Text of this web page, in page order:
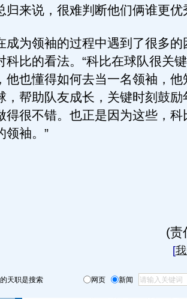
归来说，很难判断他们俩谁更优
为领袖的过程中遇到了很多的
科比的看法。“科比在球队很关
他也懂得如何去当一名领袖，他
，帮助队友成长，关键时刻鼓励
得很不错。也正是因为这些，科
领袖。”
(责
[
天职是搜索 网页 新闻